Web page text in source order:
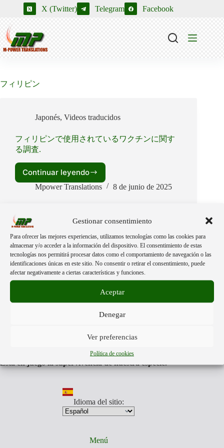
Gestionar consentimiento
Para ofrecer las mejores experiencias, utilizamos tecnologías como las cookies para
almacenar y/o acceder a la información del dispositivo. El consentimiento de estas
tecnologías nos permitirá procesar datos como el comportamiento de navegación o las
identificaciones únicas en este sitio. No consentir o retirar el consentimiento, puede
afectar negativamente a ciertas características y funciones.
Aceptar
Denegar
Ver preferencias
Política de cookies
contenido
X (Twitter) Telegram Facebook
フィリピン
Japonés, Videos traducidos
フィリピンで使用されているワクチンに関す
る調査.
Continuar leyendo
フ
ィ
使
用
さ
れ
て
す
調
査.
Mpower Translations 8 de junio de 2025
Acerca de:
Mpower Translationsesta formado por personas libres de
distintas partes del mundo.
Nuestra única finalidad, es darte a conocer la información más
veraz que otros no quieren mostrarte.
realidad de lo que nos acontece, para que estés preparado para
globalistas y pro humanos.
toda persona, debe de conocer.
Está en juego la supervivencia de nuestra especie.
Idioma del sitio:
Menú